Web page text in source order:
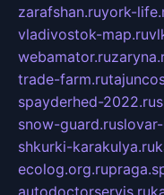
zarafshan.ruyork-
vladivostok-map.ru
webamator.ru
trade-farm.ru
spayderhed-2022.ru
snow-guard.ru
shkurki-karakulya.ru
ecolog.org.ru